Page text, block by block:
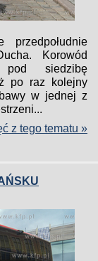
przedpołudnie
Korowód
siedzibę
po raz kolejny
w jednej z
z tego tematu »